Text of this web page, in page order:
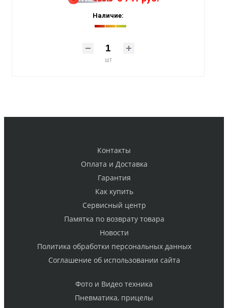
Наличие:
шт
Контакты
Оплата и Доставка
Гарантия
Как купить
Cервисный центр
Памятка по возврату товара
Новости
Политика обработки персональных данных
Cоглашение об использовании сайта
Фото и Видео техника
Пневматика, прицелы